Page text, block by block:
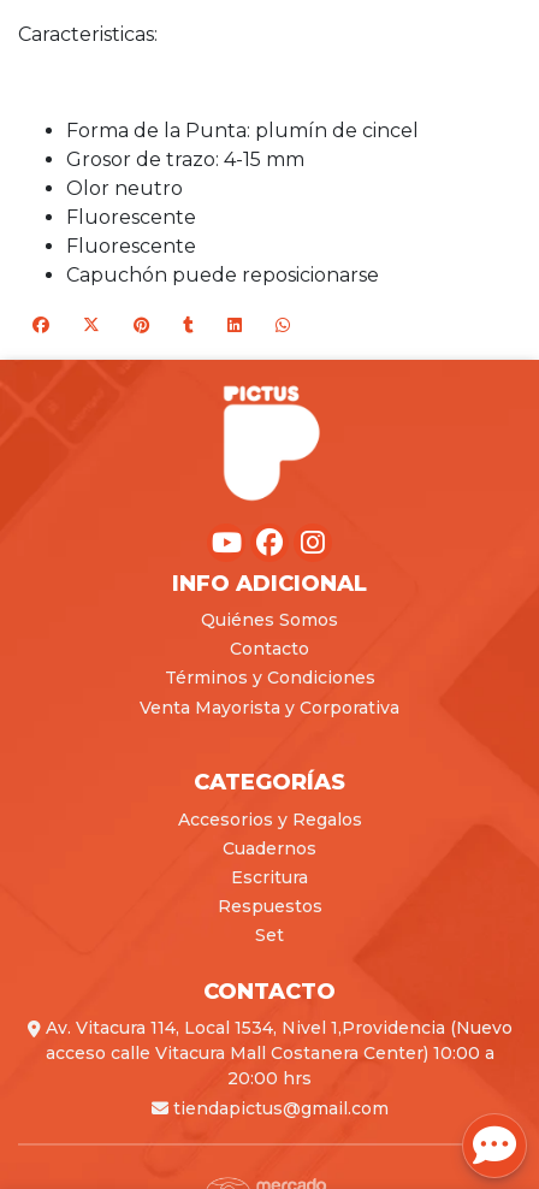
Caracteristicas:
Forma de la Punta: plumín de cincel
Grosor de trazo: 4-15 mm
Olor neutro
Fluorescente
Fluorescente
Capuchón puede reposicionarse
INFO ADICIONAL
Quiénes Somos
Contacto
Términos y Condiciones
Venta Mayorista y Corporativa
CATEGORÍAS
Accesorios y Regalos
Cuadernos
Escritura
Respuestos
Set
CONTACTO
Av. Vitacura 114, Local 1534, Nivel 1,Providencia (Nuevo
acceso calle Vitacura Mall Costanera Center) 10:00 a
20:00 hrs
tiendapictus@gmail.com